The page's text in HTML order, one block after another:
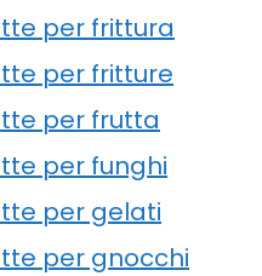
per frittura
per fritture
per frutta
per funghi
per gelati
per gnocchi